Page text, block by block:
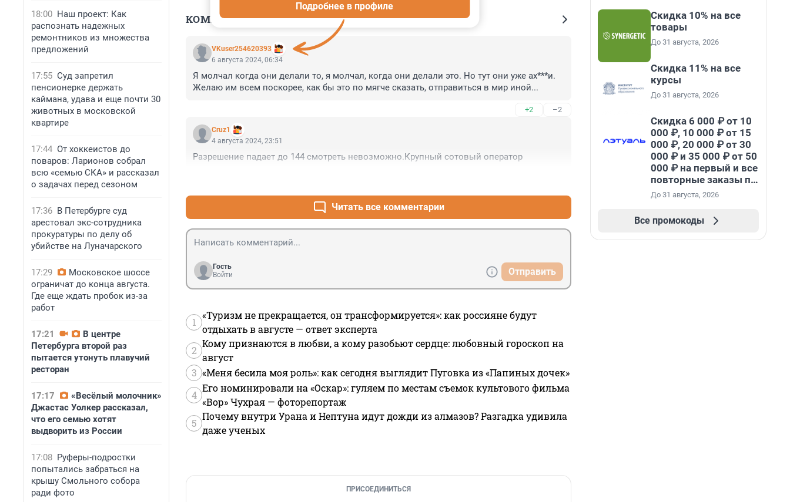
18:00 Наш проект: Как
распознать надежных
ремонтников из множества
предложений
17:55 Суд запретил
пенсионерке держать
каймана, удава и еще почти 30
животных в московской
квартире
17:44 От хоккеистов до
поваров: Ларионов собрал
всю «семью СКА» и рассказал
о задачах перед сезоном
17:36 В Петербурге суд
арестовал экс-сотрудника
прокуратуры по делу об
убийстве на Луначарского
17:29
Московское шоссе
ограничат до конца августа.
Где еще ждать пробок из-за
работ
17:21
В центре
Петербурга второй раз
пытается утонуть плавучий
ресторан
17:17
«Весёлый молочник»
Джастас Уолкер рассказал,
что его семью хотят
выдворить из России
17:08 Руферы-подростки
попытались забраться на
крышу Смольного собора
ради фото
КОММЕНТАРИИ 116
VKuser254620393
Подробнее в профиле
6 августа 2024, 06:34
Я молчал когда они делали то, я молчал, когда они делали это. Но тут они уже ах***и.
Желаю им всем поскорее, как бы это по мягче сказать, отправиться в мир иной...
+2 –2
Cruz1
4 августа 2024, 23:51
Разрешение падает до 144 смотреть невозможно.Крупный сотовый оператор
Читать все комментарии
Гость
Войти
Отправить
1
«Туризм не прекращается, он трансформируется»: как россияне будут
отдыхать в августе — ответ эксперта
2
Кому признаются в любви, а кому разобьют сердце: любовный гороскоп на
август
3 «Меня бесила моя роль»: как сегодня выглядит Пуговка из «Папиных дочек»
4
Его номинировали на «Оскар»: гуляем по местам съемок культового фильма
«Вор» Чухрая — фоторепортаж
5
Почему внутри Урана и Нептуна идут дожди из алмазов? Разгадка удивила
даже ученых
ПРИСОЕДИНИТЬСЯ
Скидка 10% на все
товары
До 31 августа, 2026
Скидка 11% на все
курсы
До 31 августа, 2026
Скидка 6 000 ₽ от 10
000 ₽, 10 000 ₽ от 15
000 ₽, 20 000 ₽ от 30
000 ₽ и 35 000 ₽ от 50
000 ₽ на первый и все
повторные заказы по
промокоду НАБЕРИ
До 31 августа, 2026
Все промокоды